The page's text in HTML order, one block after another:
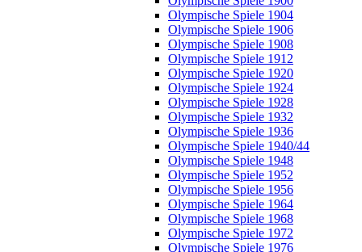
Olympische Spiele 1904
Olympische Spiele 1906
Olympische Spiele 1908
Olympische Spiele 1912
Olympische Spiele 1920
Olympische Spiele 1924
Olympische Spiele 1928
Olympische Spiele 1932
Olympische Spiele 1936
Olympische Spiele 1940/44
Olympische Spiele 1948
Olympische Spiele 1952
Olympische Spiele 1956
Olympische Spiele 1964
Olympische Spiele 1968
Olympische Spiele 1972
Olympische Spiele 1976